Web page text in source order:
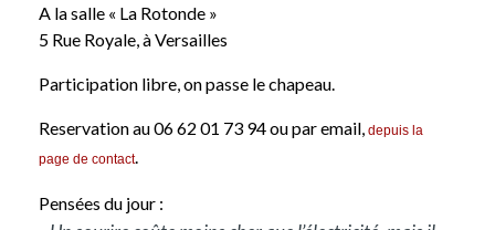
A la salle « La Rotonde »
5 Rue Royale, à Versailles
Participation libre, on passe le chapeau.
Reservation au 06 62 01 73 94 ou par email, depuis la
page de contact.
Pensées du jour :